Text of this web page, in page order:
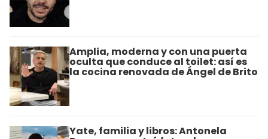
Amplia, moderna y con una puerta
oculta que conduce al toilet: así es
la cocina renovada de Ángel de Brito
Yate, familia y libros: Antonela